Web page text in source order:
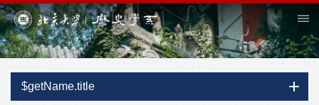
$getName.title